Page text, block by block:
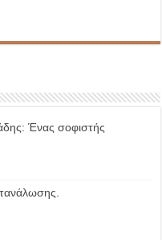
Ένας σοφιστής